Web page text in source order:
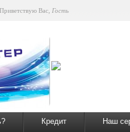
Приветствую Вас Гость
Кредит Наш